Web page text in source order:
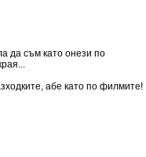
да съм като онези по
абе като по филмите!